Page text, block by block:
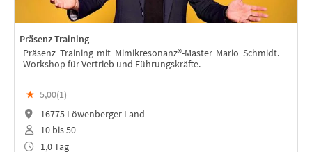
Präsenz Training
Präsenz Training mit Mimikresonanz®-Master Mario Schmidt.
Workshop für Vertrieb und Führungskräfte.
★ 5,00(1)
16775 Löwenberger Land
10 bis 50
1,0 Tag